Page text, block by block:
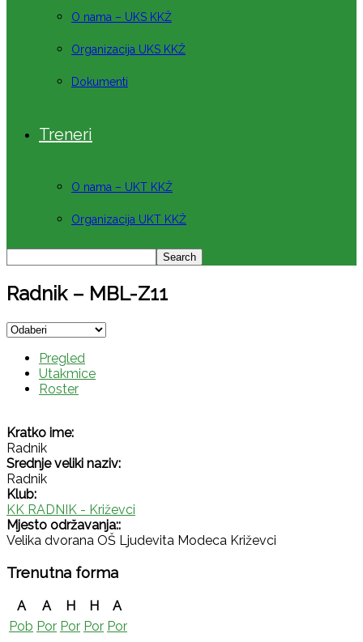
O nama – UKS KKŽ
Organizacija UKS KKŽ
Dokumenti
Treneri
O nama – UKT KKŽ
Organizacija UKT KKŽ
Radnik – MBL-Z11
Pregled
Utakmice
Roster
Kratko ime:
Radnik
Srednje veliki naziv:
Radnik
Klub:
KK RADNIK - Križevci
Mjesto održavanja::
Velika dvorana OŠ Ljudevita Modeca Križevci
Trenutna forma
A A H H
A
Pob Por Por Por Por